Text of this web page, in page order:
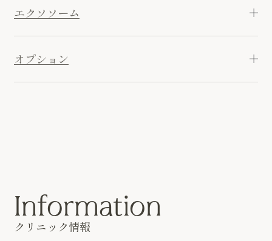
エクソソーム
オプション
Information
クリニック情報